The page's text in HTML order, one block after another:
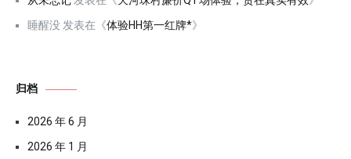
睡醒没 发表在《体验HH第一红牌*》
归档
2026 年 6 月
2026 年 1 月